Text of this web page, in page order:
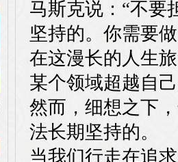
马斯克说：“不要
坚持的。你需要
在这漫长的人生
某个领域超越自
然而，细想之下
法长期坚持的。
当我们行走在追